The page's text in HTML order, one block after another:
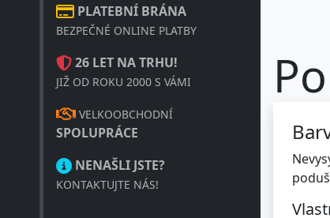
PLATEBNÍ BRÁNA
BEZPEČNÉ ONLINE PLATBY
26 LET NA TRHU!
JIŽ OD ROKU 2000 S VÁMI
VELKOOBCHODNÍ
SPOLUPRÁCE
NENAŠLI JSTE?
KONTAKTUJTE NÁS!